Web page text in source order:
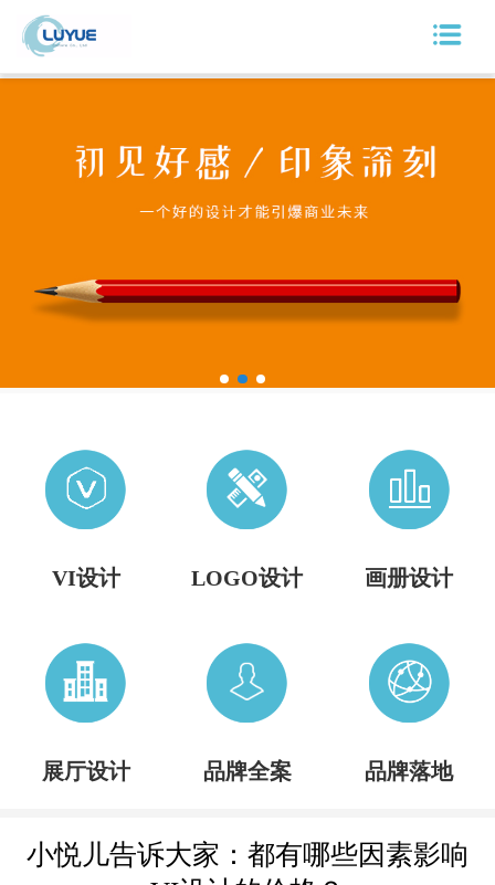
鲁悦介绍
新闻动态
案例展示
VI设计 LOGO设计 画册设计
展厅设计 品牌全案 品牌落地
小悦儿告诉大家：都有哪些因素影响